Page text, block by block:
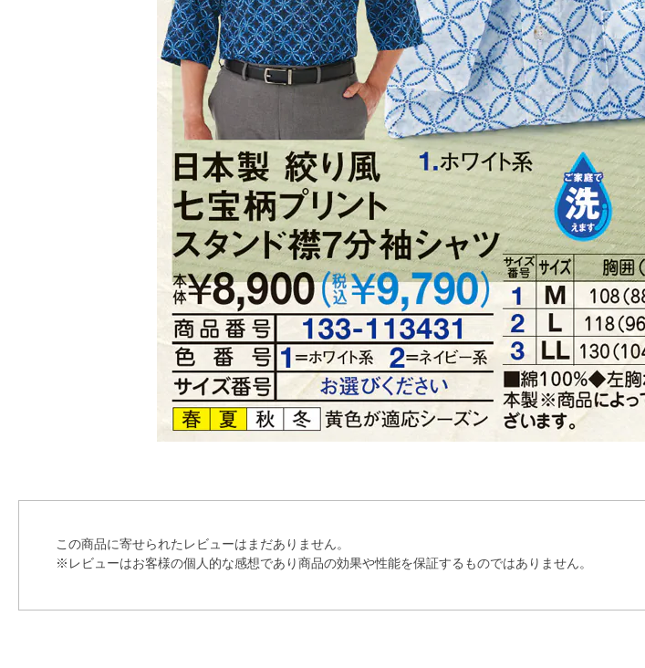
この商品に寄せられたレビューはまだありません。
※レビューはお客様の個人的な感想であり商品の効果や性能を保証するものではありません。